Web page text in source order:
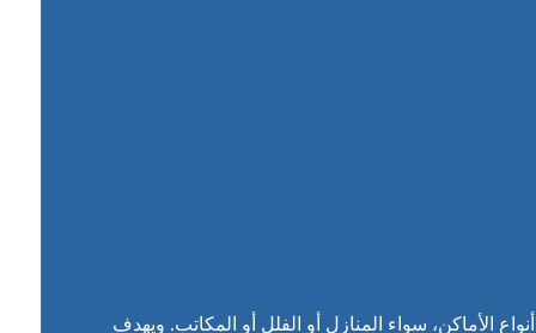
الأماكن، سواء المنازل أو الفلل أو المكاتب. ويهدف